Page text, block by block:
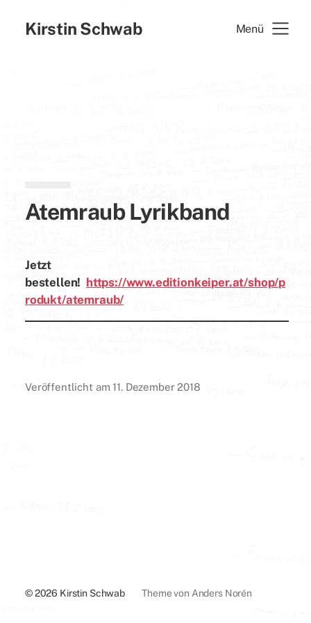
Kirstin Schwab Menü
Atemraub Lyrikband
Jetzt
bestellen! https://www.editionkeiper.at/shop/p
rodukt/atemraub/
Veröffentlicht am11. Dezember 2018
© 2026 Kirstin Schwab Theme von Anders Norén